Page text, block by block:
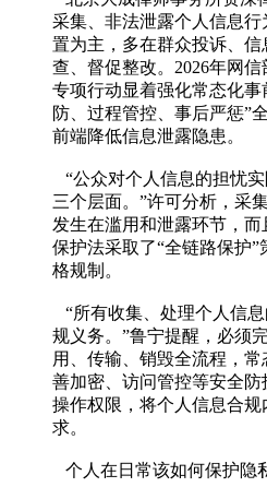
采集、非法泄露个人信息
置为主，多在群众投诉、
查、督促整改。2026年网
专项行动显着强化常态化
防、过程管控、事后严惩”
前端降低信息泄露隐患。
“公众对个人信息的担忧
三个层面。”许可分析，采
发生在滥用和泄露环节，
保护法采取了“全链路保护
格规制。
“所有收集、处理个人信
规义务。”鲁宁提醒，必须
用、传输、销毁全流程，
善加密、访问管控等安全
操作权限，将个人信息合
求。
个人在日常该如何保护隐